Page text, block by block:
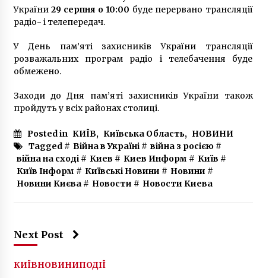
України 29 серпня о 10:00 буде перервано трансляції
радіо- і телепередач.
У День пам’яті захисників України трансляції
розважальних програм радіо і телебачення буде
обмежено.
Заходи до Дня пам’яті захисників України також
пройдуть у всіх районах столиці.
Posted in КИЇВ, Київська Область, НОВИНИ
Tagged # Війна в Україні# війна з росією#
війна на сході# Киев # Киев Информ # Київ #
Київ Інформ # Київські Новини # Новини #
Новини Києва# Новости # Новости Киева
Next Post
КИЇВНОВИНИПОДІЇ